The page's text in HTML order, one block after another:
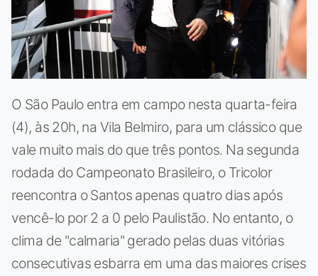
O São Paulo entra em campo nesta quarta-feira
(4), às 20h, na Vila Belmiro, para um clássico que
vale muito mais do que três pontos. Na segunda
rodada do Campeonato Brasileiro, o Tricolor
reencontra o Santos apenas quatro dias após
vencê-lo por 2 a 0 pelo Paulistão. No entanto, o
clima de "calmaria" gerado pelas duas vitórias
consecutivas esbarra em uma das maiores crises